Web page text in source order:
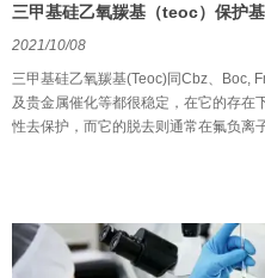
三甲基硅乙氧羰基（teoc）保护
2021/10/08
三甲基硅乙氧羰基(Teoc)同Cbz、Boc,
及贵金属催化等都很稳定，在它的存在
性去保护，而它的脱去则通常在氟负离